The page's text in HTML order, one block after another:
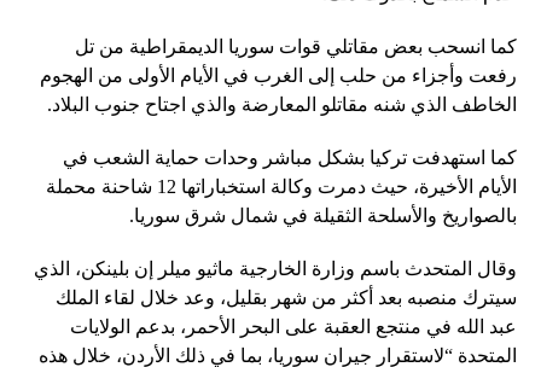
كما انسحب بعض مقاتلي قوات سوريا الديمقراطية من تل
رفعت وأجزاء من حلب إلى الغرب في الأيام الأولى من الهجوم
الخاطف الذي شنه مقاتلو المعارضة والذي اجتاح جنوب البلاد.
كما استهدفت تركيا بشكل مباشر وحدات حماية الشعب في
الأيام الأخيرة، حيث دمرت وكالة استخباراتها 12 شاحنة محملة
بالصواريخ والأسلحة الثقيلة في شمال شرق سوريا.
وقال المتحدث باسم وزارة الخارجية ماثيو ميلر إن بلينكن، الذي
سيترك منصبه بعد أكثر من شهر بقليل، وعد خلال لقاء الملك
عبد الله في منتجع العقبة على البحر الأحمر، بدعم الولايات
المتحدة “لاستقرار جيران سوريا، بما في ذلك الأردن، خلال هذه